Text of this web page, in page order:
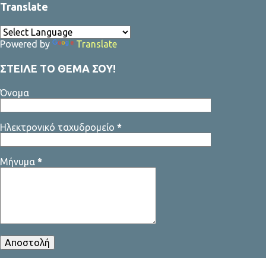
Translate
Powered by Translate
ΣΤΕΙΛΕ ΤΟ ΘΕΜΑ ΣΟΥ!
Όνομα
Ηλεκτρονικό ταχυδρομείο *
Μήνυμα *